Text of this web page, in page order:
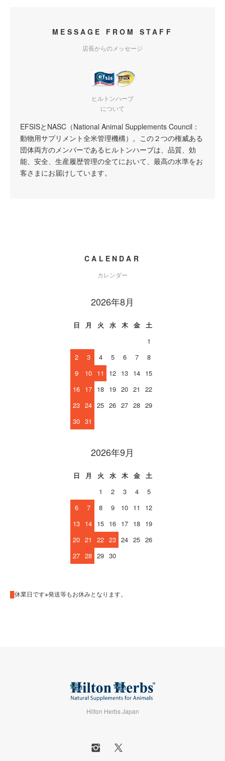
MESSAGE FROM STAFF
店長からのメッセージ
ヒルトンハーブ
について
EFSISとNASC（National Animal Supplements Council：
動物用サプリメント全米管理機構）。この２つの権威ある
団体両方のメンバーであるヒルトンハーブは、品質、効
能、安全、生産履歴管理の全てにおいて、最高の水準をお
客さまにお届けしています。
CALENDAR
カレンダー
2026年8月
日 月 火 水 木 金
土
1
2
3 4 5 6 7
8
9
10 11 12 13 14 15
16 17 18 19 20 21
22
23 24 25 26 27 28 29
30 31
2026年9月
日 月 火 水 木 金
土
1
2 3 4
5
6
7 8 9 10 11
12
13 14 15 16 17 18 19
20 21 22 23 24 25 26
27 28 29 30
█休業日です※発送等もお休みとなります。
Hilton Herbs Japan